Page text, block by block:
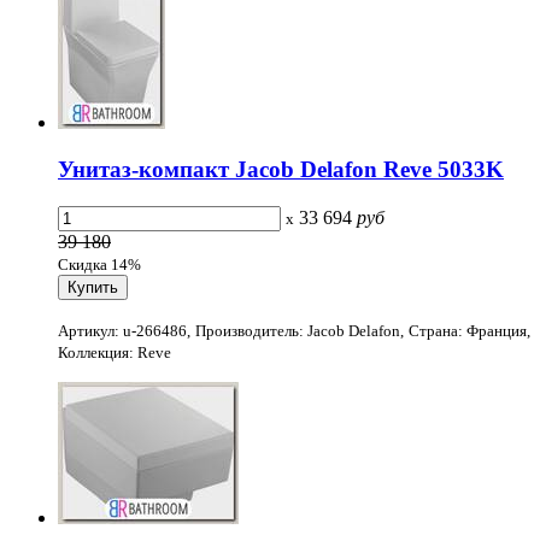
Унитаз-компакт Jacob Delafon Reve 5033K
x 33 694 руб
39 180
Скидка 14%
Артикул: u-266486, Производитель: Jacob Delafon, Страна: Франция,
Коллекция: Reve